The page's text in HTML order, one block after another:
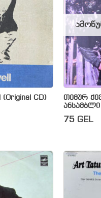
(Original CD)
თემურ
75 GEL